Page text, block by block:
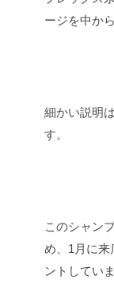
ージを中か
細かい説明
す。
このシャン
め、1月に来
ントしていま